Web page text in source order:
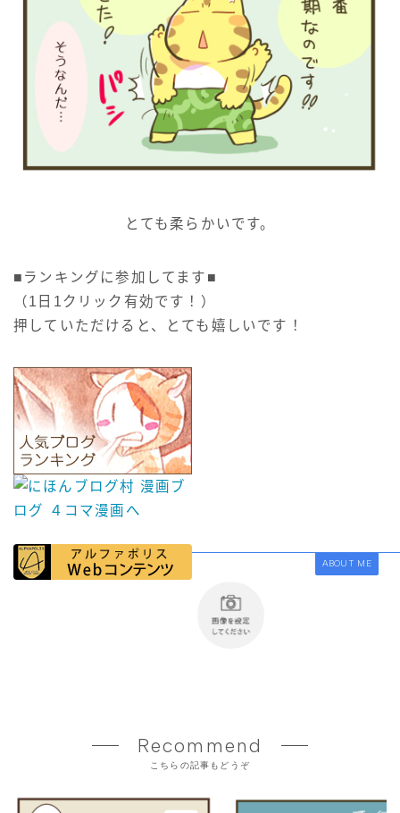
とても柔らかいです。
■ランキングに参加してます■
（1日1クリック有効です！）
押していただけると、とても嬉しいです！
ABOUT ME
Recommend
こちらの記事もどうぞ